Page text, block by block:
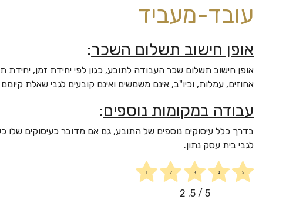
עובד-מעביד
אופן חישוב תשלום השכר:
אופן חישוב תשלום שכר העבודה לתובע, כגון לפי יחידת זמן,
אחוזים, עמלות, וכיו"ב, אינם משמשים ואינם קובעים לגבי שאלת
עבודה במקומות נוספים:
בדרך כלל עיסוקים נוספים של התובע, גם אם מדובר כעיסוקים שלו
לגבי בית עסק נתון.
5
/ 5.
2